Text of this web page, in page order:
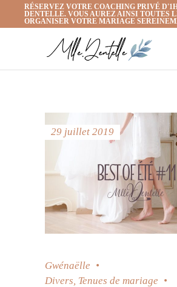
RÉSERVEZ VOTRE COACHING PRIVÉ
DENTELLE. VOUS AUREZ AINSI TOUTES
ORGANISER VOTRE MARIAGE
29 juillet 2019
Gwénaëlle
Divers, Tenues de mariage